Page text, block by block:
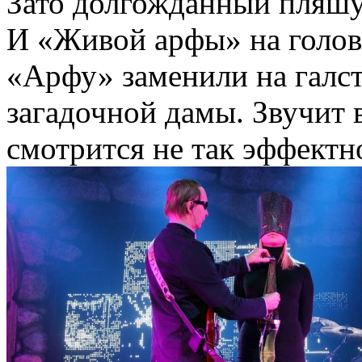
И «Живой арфы» на
«Арфу» заменили на
загадочной дамы.
смотрится не так